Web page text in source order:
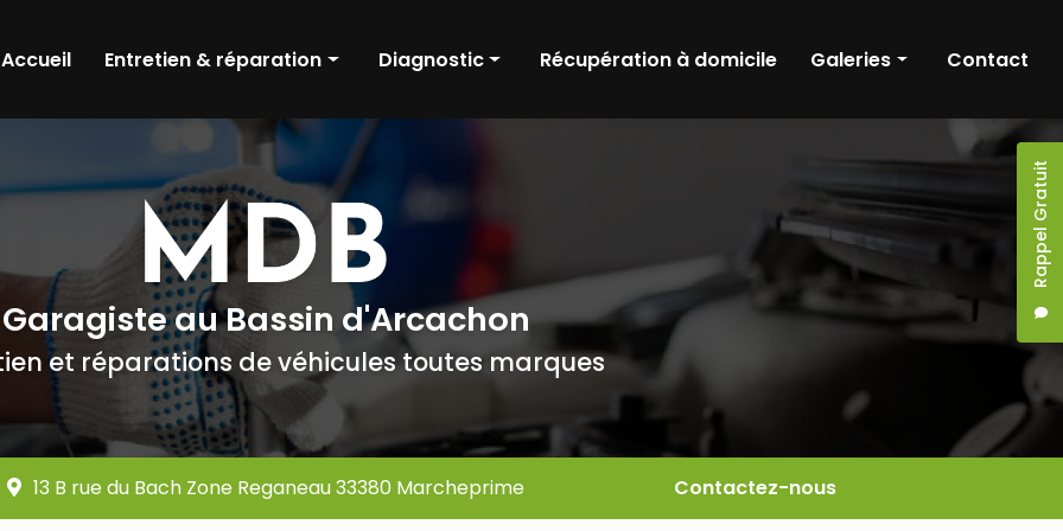
Rappel Gratuit
Accueil
Entretien & réparation
Révision
Amortisseurs
Freinage
Distribution
Embrayage
Boîte de vitesse
Batterie
Diagnostic
Diagnostic électronique
Pré contrôle technique
Récupération à domicile Galeries
Récupération à domicile
Contact
Garagiste au Bassin d'Arcachon
et réparations de véhicules toutes marques
13 B rue du Bach Zone Reganeau 33380 Marcheprime Contactez-nous